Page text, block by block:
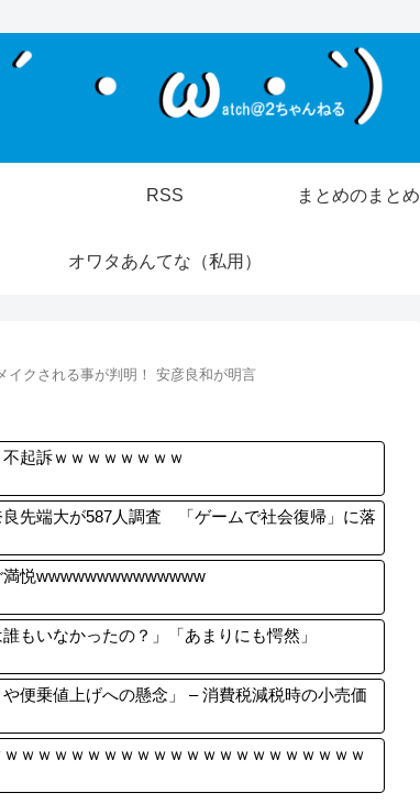
RSS まとめのまとめ
オワタあんてな（私用）
イクされる事が判明！ 安彦良和が明言
起訴ｗｗｗｗｗｗｗｗ
良先端大が587人調査 「ゲームで社会復帰」に落
満悦wwwwwwwwwwwwww
もいなかったの？」「あまりにも愕然」
便乗値上げへの懸念」 – 消費税減税時の小売価
ｗｗｗｗｗｗｗｗｗｗｗｗｗｗｗｗｗｗｗｗｗ